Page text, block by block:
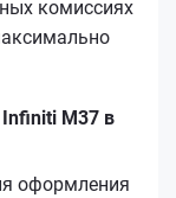
комиссиях
M37 в
оформления